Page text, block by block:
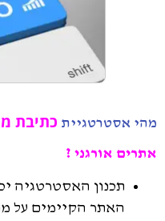
מהי אסטרטגיית כתיבת
אתרים אורגני ?
תכנון האסטרטגיה
האתר הקיימים על